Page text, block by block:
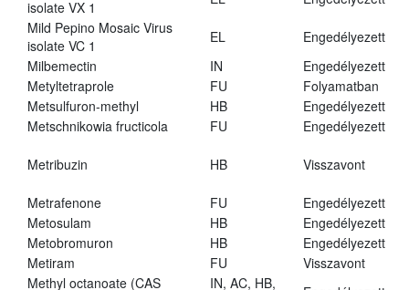
isolate VX 1
Mild Pepino Mosaic Virus
isolate VC 1
EL
Engedélyezett
Milbemectin
IN
Engedélyezett
Metyltetraprole
FU
Folyamatban
Metsulfuron-methyl
HB
Engedélyezett
Metschnikowia fructicola
FU Engedélyezett
Metribuzin HB Visszavont
Metrafenone FU
Engedélyezett
Metosulam
HB
Engedélyezett
Metobromuron
HB
Engedélyezett
Metiram
FU
Visszavont
Methyl octanoate (CAS
IN, AC, HB,